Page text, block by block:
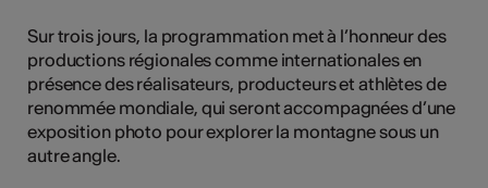
Sur trois jours, la programmation met à l’honneur des
productions régionales comme internationales en
présence des réalisateurs, producteurs et athlètes de
renommée mondiale, qui seront accompagnées d’une
exposition photo pour explorer la montagne sous un
autre angle.